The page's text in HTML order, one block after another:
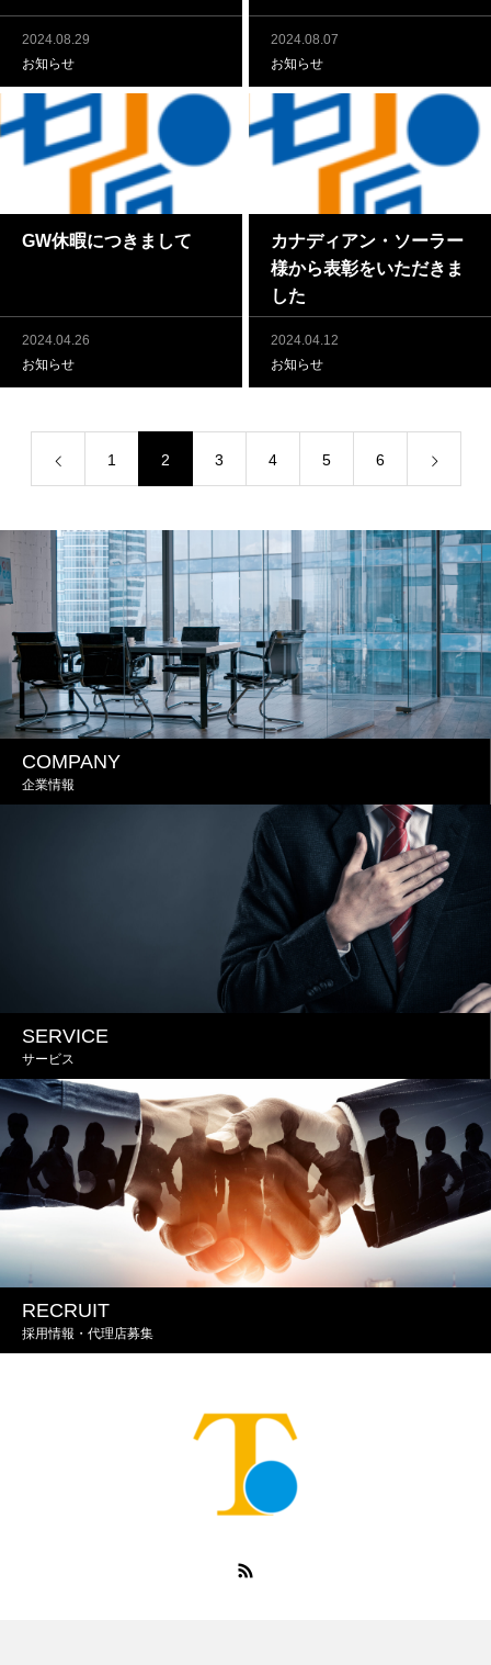
2024.08.29
お知らせ
2024.08.07
お知らせ
GW休暇につきまして
2024.04.26
お知らせ
カナディアン・ソーラー
様から表彰をいただきま
した
2024.04.12
お知らせ
1 2 3 4 5 6
COMPANY
企業情報
SERVICE
サービス
RECRUIT
採用情報・代理店募集